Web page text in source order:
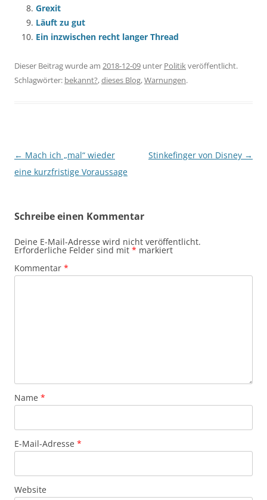
Grexit
Läuft zu gut
Ein inzwischen recht langer Thread
Dieser Beitrag wurde am 2018-12-09 unter Politikveröffentlicht.
Schlagwörter: bekannt?,dieses Blog,Warnungen.
Beitragsnavigation
← Mach ich „mal“ wieder
eine kurzfristige Voraussage
Stinkefinger von Disney →
Schreibe einen Kommentar
Deine E-Mail-Adresse wird nicht veröffentlicht.
Erforderliche Felder sind mit * markiert
Kommentar *
Name *
E-Mail-Adresse *
Website